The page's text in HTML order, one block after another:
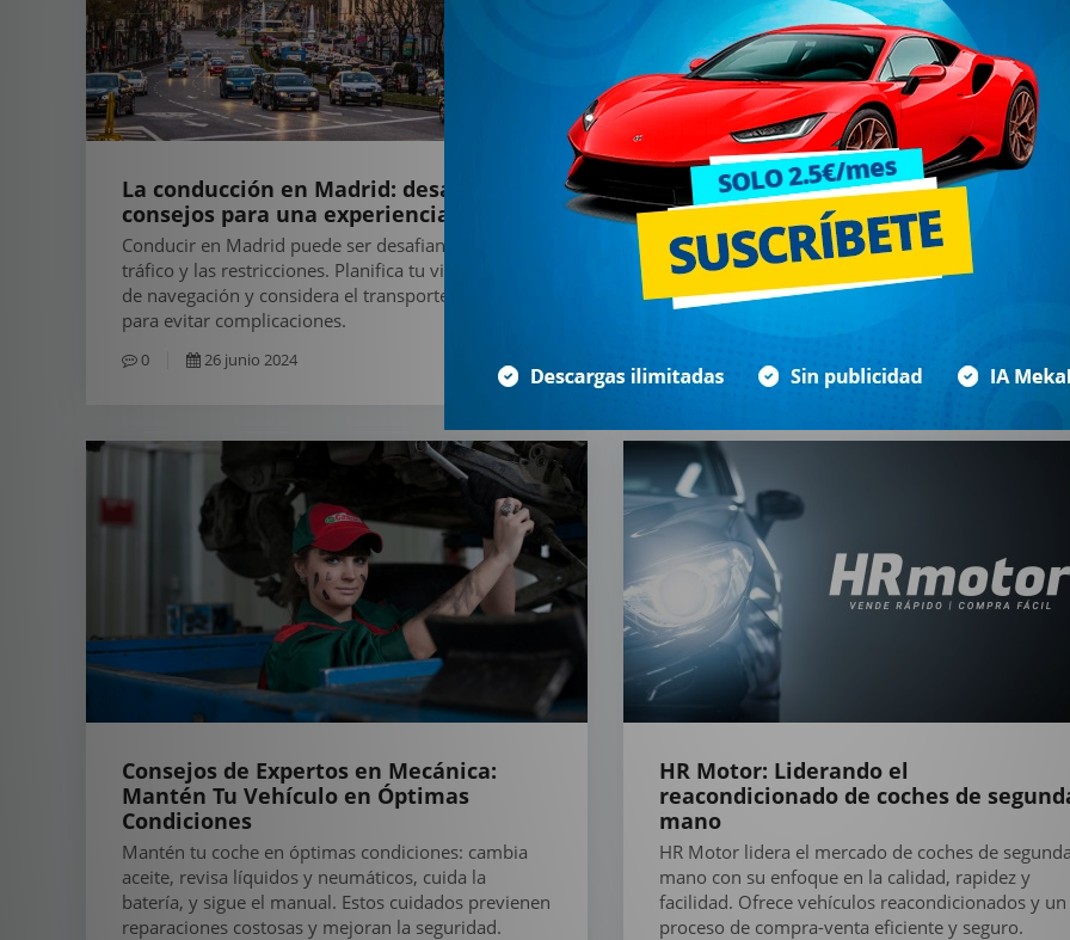
La conducción en Madrid: desafíos y
consejos para una experiencia fluida
Conducir en Madrid puede ser desafiante por el
tráfico y las restricciones. Planifica tu viaje, usa apps
de navegación y considera el transporte público
para evitar complicaciones.
0 26 junio 2024
Todo lo que debes saber si en un
quieres ser mecánico de coches
La mecánica automotriz evoluciona con VE y
tecnología avanzada. Los mecánicos deben
sistemas eléctricos, diagnósticos modernos y
25 junio 2024
Consejos de Expertos en Mecánica:
Mantén Tu Vehículo en Óptimas
Condiciones
Mantén tu coche en óptimas condiciones: cambia
aceite, revisa líquidos y neumáticos, cuida la
batería, y sigue el manual. Estos cuidados previenen
reparaciones costosas y mejoran la seguridad.
HR Motor: Liderando el
reacondicionado de coches de
mano
HR Motor lidera el mercado de coches de
mano con su enfoque en la calidad, rapidez y
facilidad. Ofrece vehículos reacondicionados y un
proceso de compra-venta eficiente y seguro.